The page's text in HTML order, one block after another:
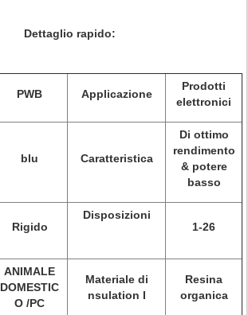
Dettaglio rapido:
PWB Applicazione
Prodotti
elettronici
blu Caratteristica
Di ottimo
rendimento
& potere
basso
Rigido
Disposizioni
1-26
ANIMALE
DOMESTIC
O /PC
Materiale di
nsulation I
Resina
organica